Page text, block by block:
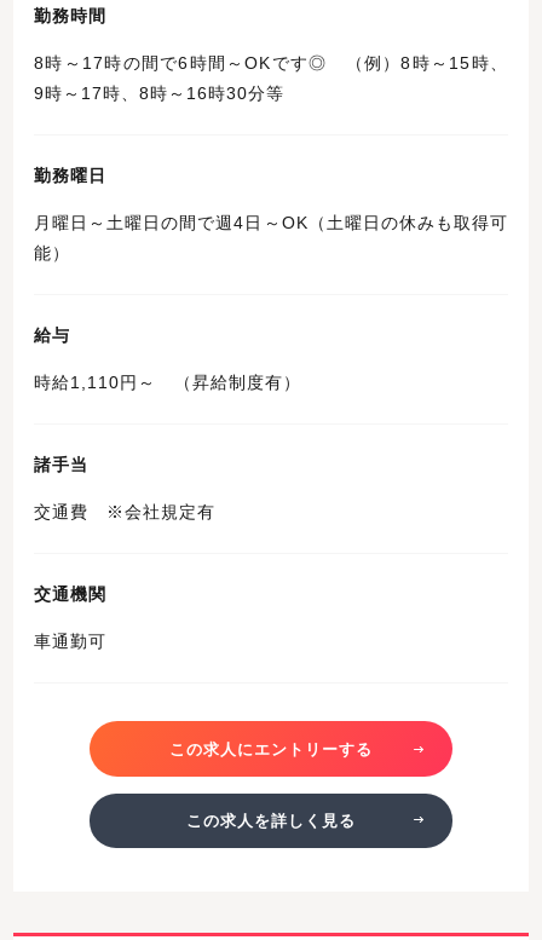
勤務時間
8時～17時の間で6時間～OKです◎ （例）8時～15時、
9時～17時、8時～16時30分等
勤務曜日
月曜日～土曜日の間で週4日～OK（土曜日の休みも取得可
能）
給与
時給1,110円～ （昇給制度有）
諸手当
交通費 ※会社規定有
交通機関
車通勤可
この求人にエントリーする
この求人を詳しく見る